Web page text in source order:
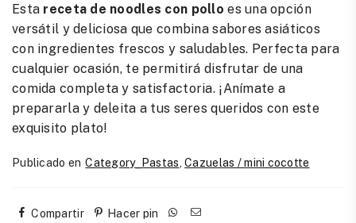
Esta receta de noodles con pollo es una opción
versátil y deliciosa que combina sabores asiáticos
con ingredientes frescos y saludables. Perfecta para
cualquier ocasión, te permitirá disfrutar de una
comida completa y satisfactoria. ¡Anímate a
prepararla y deleita a tus seres queridos con este
exquisito plato!
Publicado en Category_Pastas ,Cazuelas / mini cocotte
Compartir Hacer pin